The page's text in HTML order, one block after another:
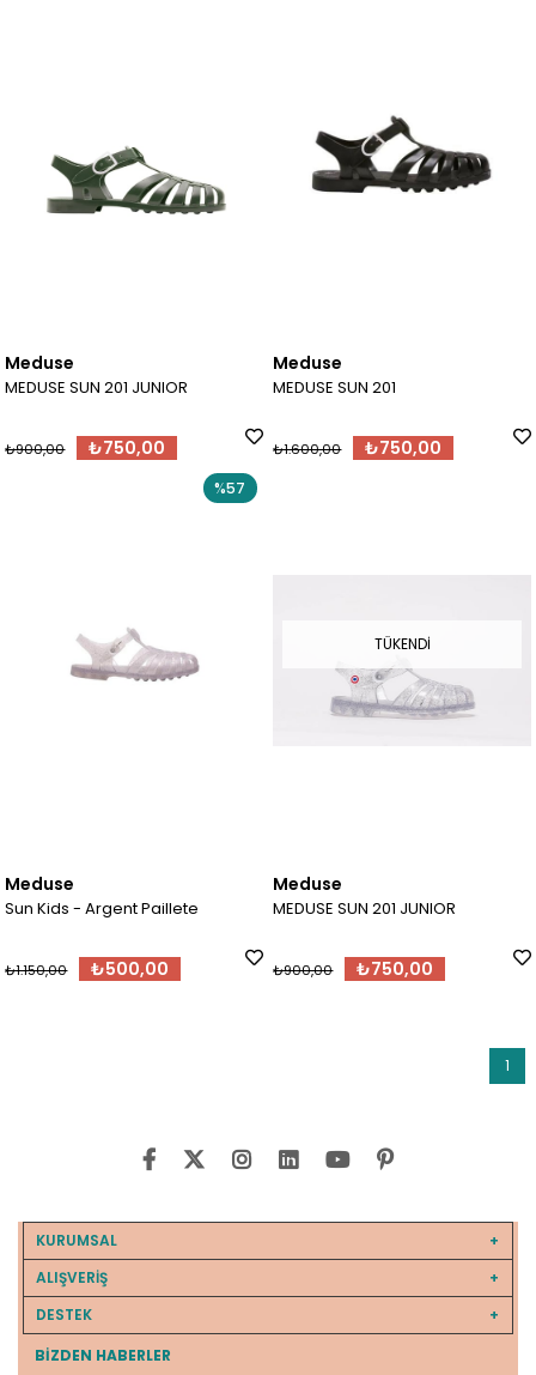
Meduse
MEDUSE SUN 201 JUNIOR
₺750,00
₺900,00
Meduse
MEDUSE SUN 201
₺750,00
₺1.600,00
Meduse
Sun Kids - Argent Paillete
₺500,00
₺1.150,00
%57
TÜKENDI
Meduse
MEDUSE SUN 201 JUNIOR
₺750,00
₺900,00
1
KURUMSAL
ALIŞVERİŞ
DESTEK
BIZDEN HABERLER